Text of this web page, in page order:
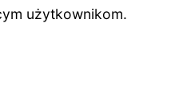
użytkownikom.